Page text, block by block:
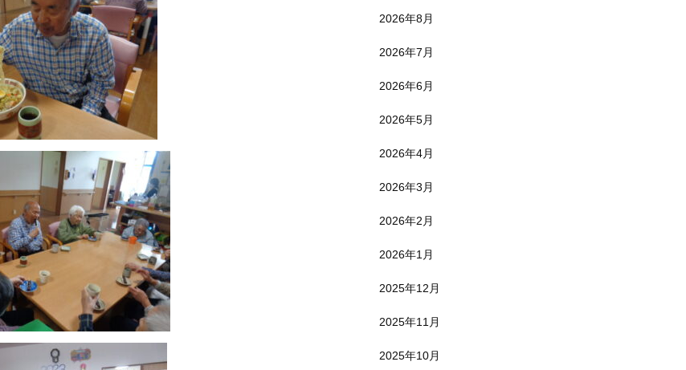
2026年8月
2026年7月
2026年6月
2026年5月
2026年4月
2026年3月
2026年2月
2026年1月
2025年12月
2025年11月
2025年10月